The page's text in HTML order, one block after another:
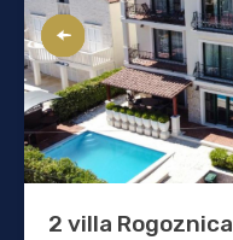
2 villa Rogoznica